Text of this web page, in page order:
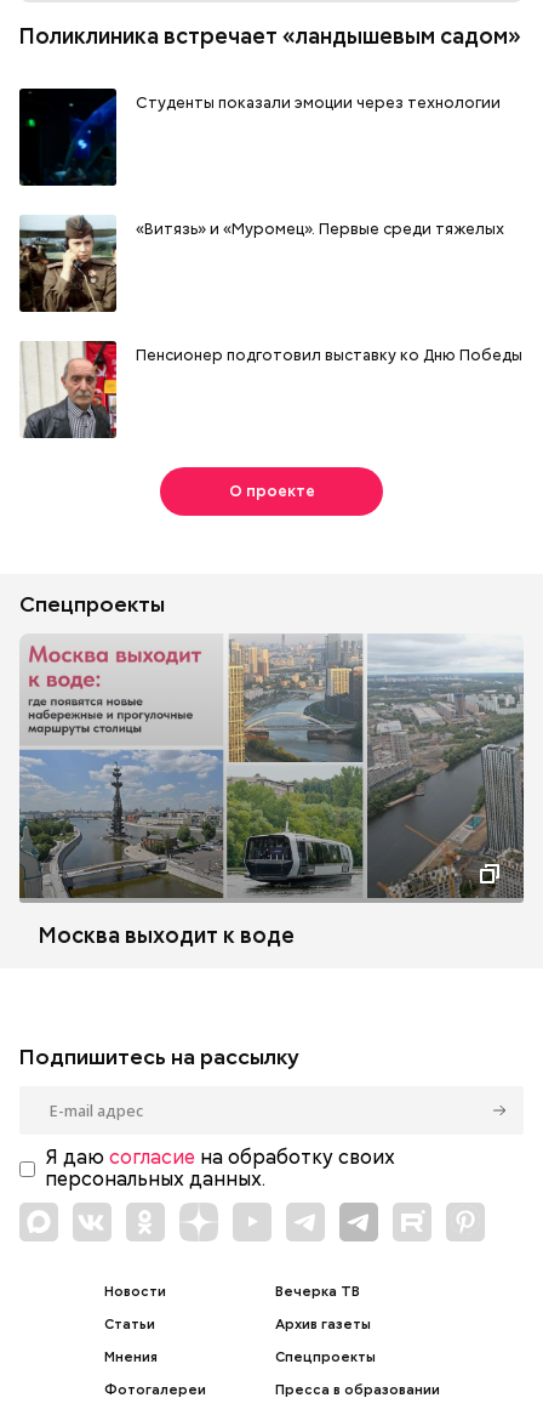
Поликлиника встречает «ландышевым садом»
Студенты показали эмоции через технологии
«Витязь» и «Муромец». Первые среди тяжелых
Пенсионер подготовил выставку ко Дню Победы
О проекте
Спецпроекты
Москва выходит к воде
Подпишитесь на рассылку
Я даю согласие на обработку своих
персональных данных.
Новости
Статьи
Мнения
Фотогалереи
Вечерка ТВ
Архив газеты
Спецпроекты
Пресса в образовании